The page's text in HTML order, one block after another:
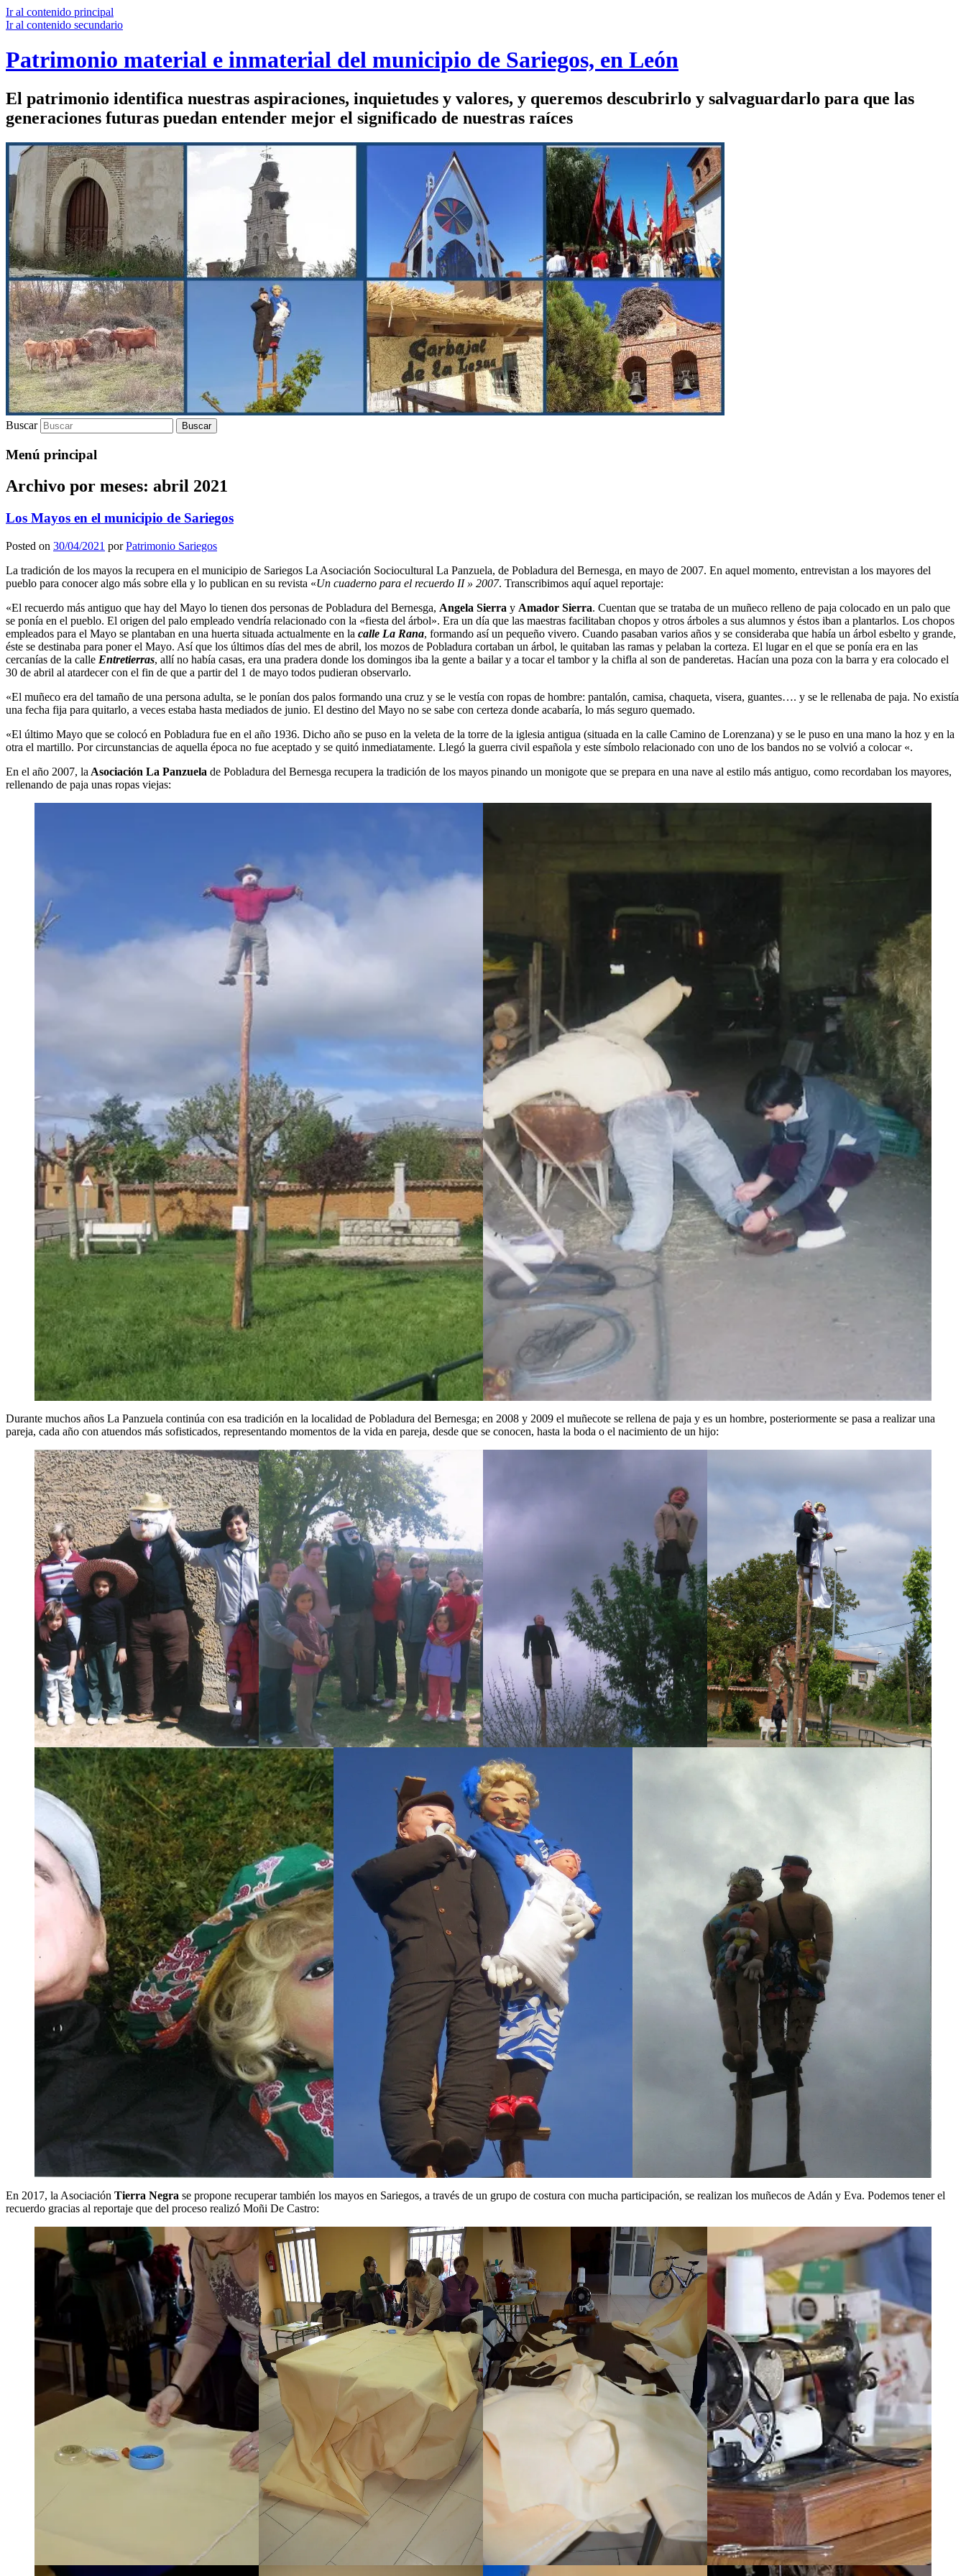
Ir al contenido principal
Ir al contenido secundario
Patrimonio material e inmaterial del municipio de Sariegos, en León
El patrimonio identifica nuestras aspiraciones, inquietudes y valores, y queremos descubrirlo y salvaguardarlo para que las
generaciones futuras puedan entender mejor el significado de nuestras raíces
Buscar
Menú principal
Archivo por meses: abril 2021
Los Mayos en el municipio de Sariegos
Posted on 30/04/2021 porPatrimonio Sariegos
La tradición de los mayos la recupera en el municipio de Sariegos La Asociación Sociocultural La Panzuela, de Pobladura del Bernesga, en mayo de 2007. En aquel momento, entrevistan a los mayores del
pueblo para conocer algo más sobre ella y lo publican en su revista «Un cuaderno para el recuerdo II » 2007. Transcribimos aquí aquel reportaje:
«El recuerdo más antiguo que hay del Mayo lo tienen dos personas de Pobladura del Bernesga, Angela Sierra y Amador Sierra. Cuentan que se trataba de un muñeco relleno de paja colocado en un palo que
se ponía en el pueblo. El origen del palo empleado vendría relacionado con la «fiesta del árbol». Era un día que las maestras facilitaban chopos y otros árboles a sus alumnos y éstos iban a plantarlos. Los chopos
empleados para el Mayo se plantaban en una huerta situada actualmente en la calle La Rana, formando así un pequeño vivero. Cuando pasaban varios años y se consideraba que había un árbol esbelto y grande,
éste se destinaba para poner el Mayo. Así que los últimos días del mes de abril, los mozos de Pobladura cortaban un árbol, le quitaban las ramas y pelaban la corteza. El lugar en el que se ponía era en las
cercanías de la calle Entretierras, allí no había casas, era una pradera donde los domingos iba la gente a bailar y a tocar el tambor y la chifla al son de panderetas. Hacían una poza con la barra y era colocado el
30 de abril al atardecer con el fin de que a partir del 1 de mayo todos pudieran observarlo.
«El muñeco era del tamaño de una persona adulta, se le ponían dos palos formando una cruz y se le vestía con ropas de hombre: pantalón, camisa, chaqueta, visera, guantes…. y se le rellenaba de paja. No existía
una fecha fija para quitarlo, a veces estaba hasta mediados de junio. El destino del Mayo no se sabe con certeza donde acabaría, lo más seguro quemado.
«El último Mayo que se colocó en Pobladura fue en el año 1936. Dicho año se puso en la veleta de la torre de la iglesia antigua (situada en la calle Camino de Lorenzana) y se le puso en una mano la hoz y en la
otra el martillo. Por circunstancias de aquella época no fue aceptado y se quitó inmediatamente. Llegó la guerra civil española y este símbolo relacionado con uno de los bandos no se volvió a colocar «.
En el año 2007, la Asociación La Panzuela de Pobladura del Bernesga recupera la tradición de los mayos pinando un monigote que se prepara en una nave al estilo más antiguo, como recordaban los mayores,
rellenando de paja unas ropas viejas:
Durante muchos años La Panzuela continúa con esa tradición en la localidad de Pobladura del Bernesga; en 2008 y 2009 el muñecote se rellena de paja y es un hombre, posteriormente se pasa a realizar una
pareja, cada año con atuendos más sofisticados, representando momentos de la vida en pareja, desde que se conocen, hasta la boda o el nacimiento de un hijo:
En 2017, la Asociación Tierra Negra se propone recuperar también los mayos en Sariegos, a través de un grupo de costura con mucha participación, se realizan los muñecos de Adán y Eva. Podemos tener el
recuerdo gracias al reportaje que del proceso realizó Moñi De Castro: